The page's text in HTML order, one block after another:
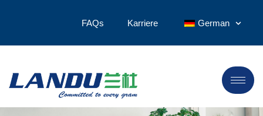
FAQs Karriere German